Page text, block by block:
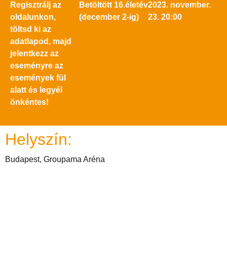
Regisztrálj az
oldalunkon,
töltsd ki az
adatlapod, majd
jelentkezz az
eseményre az
események fül
alatt és legyél
önkéntes!
Betöltött 16.életév
(december 2-ig)
2023. november.
23. 20:00
Helyszín:
Budapest, Groupama Aréna